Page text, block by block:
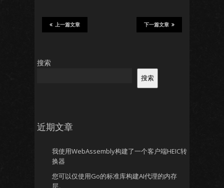
下一篇文章
上一篇文章
搜索
搜索
近期文章
我使用WebAssembly构建了一个客户端HEIC转
换器
您可以仅使用Go的标准库构建AI代理的内存
层。